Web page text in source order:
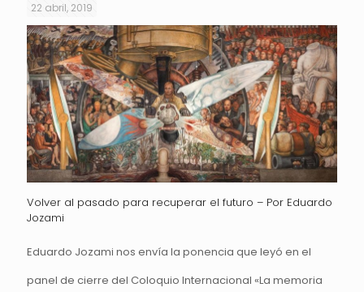
22 abril, 2019
Volver al pasado para recuperar el futuro – Por Eduardo
Jozami
Eduardo Jozami nos envía la ponencia que leyó en el
panel de cierre del Coloquio Internacional «La memoria